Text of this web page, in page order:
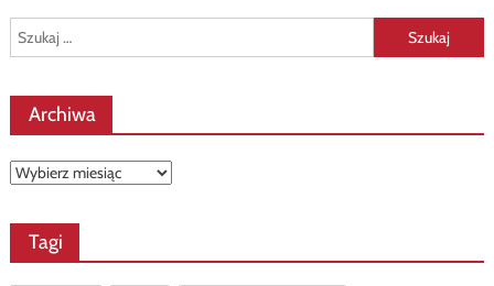
Szukaj:
Archiwa
Archiwa
Tagi